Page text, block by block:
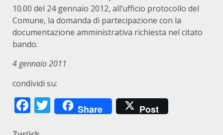
10.00 del 24 gennaio 2012, all’ufficio protocollo del
Comune, la domanda di partecipazione con la
documentazione amministrativa richiesta nel citato
bando.
4 gennaio 2011
condividi su:
Facebook
Twitter
Share Post